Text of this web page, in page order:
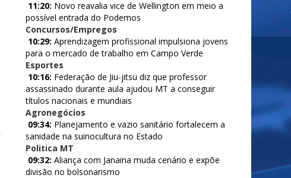
11:20: Novo reavalia vice de Wellington em meio a
possível entrada do Podemos
Concursos/Empregos
10:29: Aprendizagem profissional impulsiona jovens
para o mercado de trabalho em Campo Verde
Esportes
10:16: Federação de Jiu-jitsu diz que professor
assassinado durante aula ajudou MT a conseguir
títulos nacionais e mundiais
Agronegócios
09:34: Planejamento e vazio sanitário fortalecem a
sanidade na suinocultura no Estado
Politica MT
09:32: Aliança com Janaina muda cenário e expõe
divisão no bolsonarismo